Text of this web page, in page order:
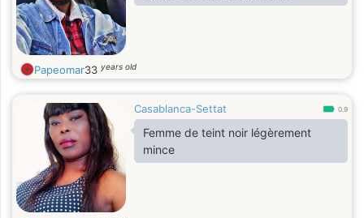
Papeomar33 years old
Casablanca-Settat 0.9
Femme de teint noir légèrement
mince